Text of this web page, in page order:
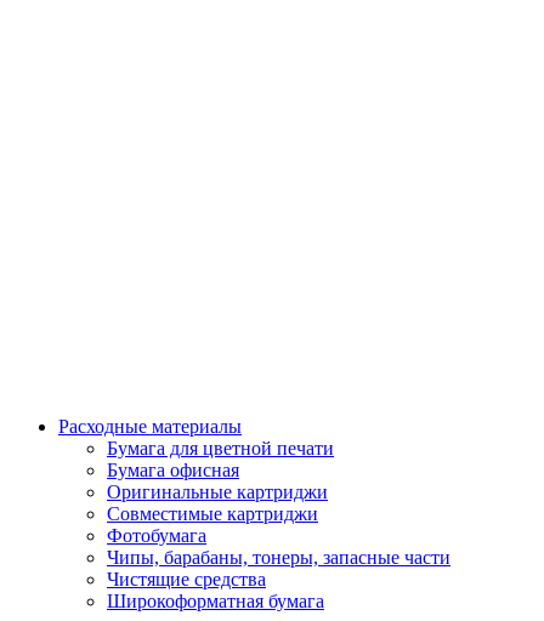
Расходные материалы
Бумага для цветной печати
Бумага офисная
Оригинальные картриджи
Совместимые картриджи
Фотобумага
Чипы, барабаны, тонеры, запасные части
Чистящие средства
Широкоформатная бумага